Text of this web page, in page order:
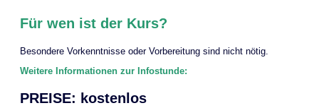
Für wen ist der Kurs?
Besondere Vorkenntnisse oder Vorbereitung sind nicht nötig.
Weitere Informationen zur Infostunde:
PREISE: kostenlos